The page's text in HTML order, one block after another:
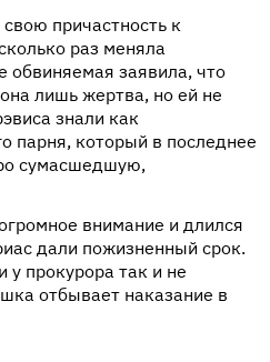
причастность к
раз меняла
обвиняемая заявила, что
лишь жертва, но ей не
знали как
парня, который в последнее
сумасшедшую,
внимание и длился
дали пожизненный срок.
у прокурора так и не
отбывает наказание в